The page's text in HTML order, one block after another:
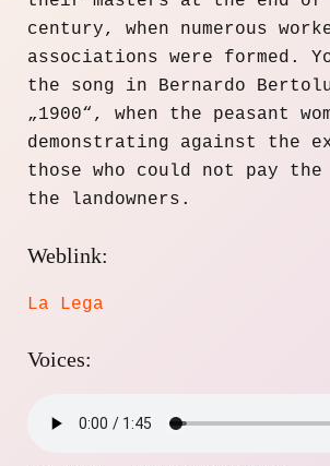
century, when numerous
associations were formed.
the song in Bernardo
„1900“, when the peasant
demonstrating against the
those who could not pay
the landowners.
Weblink:
La Lega
Voices: